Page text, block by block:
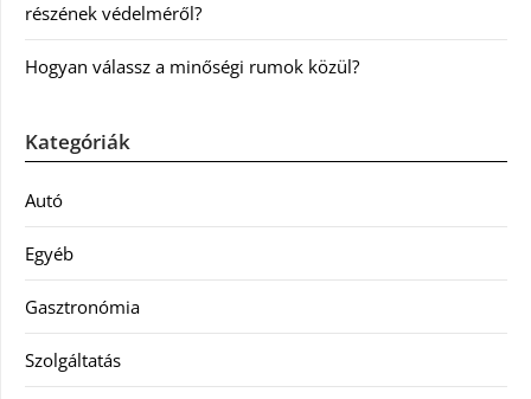
részének védelméről?
Hogyan válassz a minőségi rumok közül?
Kategóriák
Autó
Egyéb
Gasztronómia
Szolgáltatás